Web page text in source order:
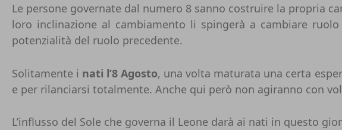
Le persone governate dal numero 8 sanno costruire la propria
loro inclinazione al cambiamento li spingerà a cambiare
potenzialità del ruolo precedente.
Solitamente i nati l’8 Agosto, una volta maturata una certa
e per rilanciarsi totalmente. Anche qui però non agiranno con
L’influsso del Sole che governa il Leone darà ai nati in questo